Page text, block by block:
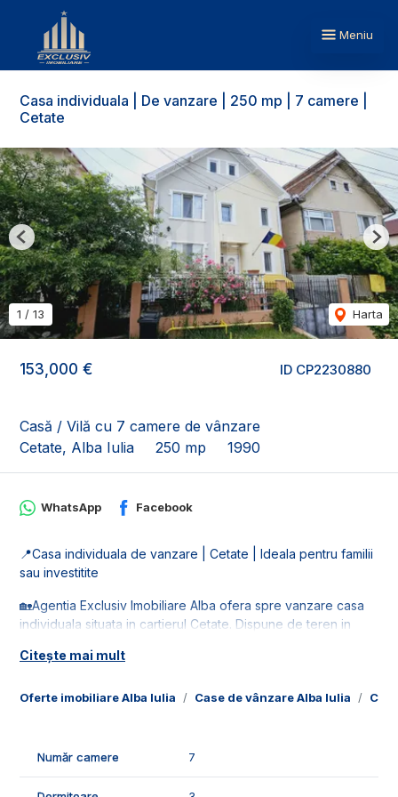
Meniu
Casa individuala | De vanzare | 250 mp | 7 camere |
Cetate
ID CP2230880
153,000 €
Casă / Vilă cu 7 camere de vânzare
Cetate, Alba Iulia
250 mp 1990
1 / 13 Harta
Previous
Oferte imobiliare Alba Iulia Case de vânzare Alba Iulia
WhatsApp Facebook
📍Casa individuala de vanzare | Cetate | Ideala pentru familii
sau investitite
🏡Agentia Exclusiv Imobiliare Alba ofera spre vanzare casa
individuala situata in cartierul Cetate. Dispune de teren in
si canalizare.
- demisol: garaj, 3 incaperi si o baie;
Citește mai mult
Număr camere 7